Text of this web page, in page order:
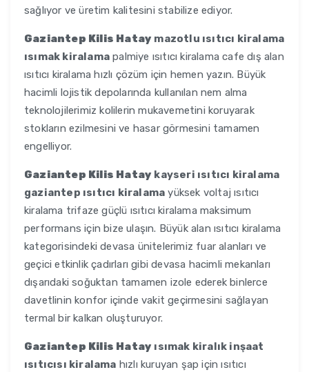
sağlıyor ve üretim kalitesini stabilize ediyor.
Gaziantep Kilis Hatay mazotlu ısıtıcı kiralama
ısımak kiralama palmiye ısıtıcı kiralama cafe dış alan
ısıtıcı kiralama hızlı çözüm için hemen yazın. Büyük
hacimli lojistik depolarında kullanılan nem alma
teknolojilerimiz kolilerin mukavemetini koruyarak
stokların ezilmesini ve hasar görmesini tamamen
engelliyor.
Gaziantep Kilis Hatay kayseri ısıtıcı kiralama
gaziantep ısıtıcı kiralama yüksek voltaj ısıtıcı
kiralama trifaze güçlü ısıtıcı kiralama maksimum
performans için bize ulaşın. Büyük alan ısıtıcı kiralama
kategorisindeki devasa ünitelerimiz fuar alanları ve
geçici etkinlik çadırları gibi devasa hacimli mekanları
dışarıdaki soğuktan tamamen izole ederek binlerce
davetlinin konfor içinde vakit geçirmesini sağlayan
termal bir kalkan oluşturuyor.
Gaziantep Kilis Hatay ısımak kiralık inşaat
ısıtıcısı kiralama hızlı kuruyan şap için ısıtıcı